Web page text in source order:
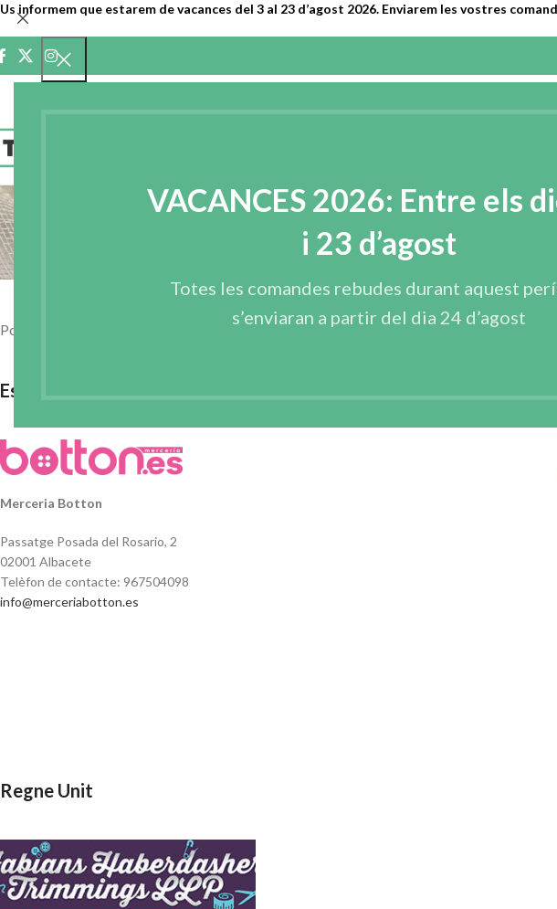
VACANCES 2026: Entre els
i 23 d’agost
Totes les comandes rebudes durant aquest
s’enviaran a partir del dia 24 d’agost
Pots trobar els nostres productes per metres (venda al detall) a les següents merceries
Espanya
Merceria Botton
Passatge Posada del Rosario, 2
02001 Albacete
Telèfon de contacte: 967504098
info@merceriabotton.es
Regne Unit
Us informem que estarem de vacances del 3 al 23 d’agost 2026. Enviarem les vostres